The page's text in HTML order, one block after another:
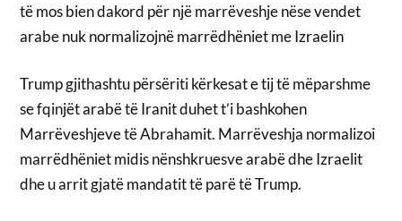
të mos bien dakord për një marrëveshje nëse vendet
arabe nuk normalizojnë marrëdhëniet me Izraelin
Trump gjithashtu përsëriti kërkesat e tij të mëparshme
se fqinjët arabë të Iranit duhet t’i bashkohen
Marrëveshjeve të Abrahamit. Marrëveshja normalizoi
marrëdhëniet midis nënshkruesve arabë dhe Izraelit
dhe u arrit gjatë mandatit të parë të Trump.